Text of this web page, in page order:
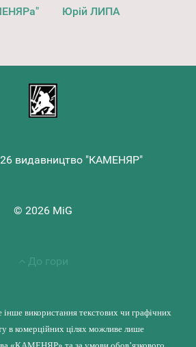
Юрій ЛИПА
видавництво "КАМЕНЯР"
© 2026 MiG
До гори
використання текстових чи графічних
в комерційних цілях можливе лише